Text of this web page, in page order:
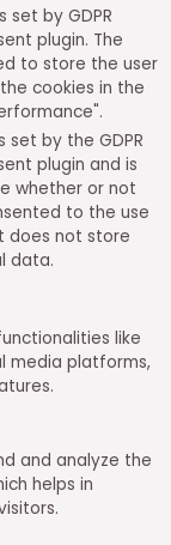
set by GDPR
plugin. The
to store the user
cookies in the
set by the GDPR
plugin and is
whether or not
to the use
does not store
data.
like
media platforms,
and analyze the
helps in